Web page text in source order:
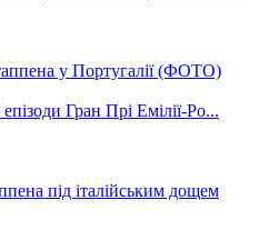
у Португалії (ФОТО)
під італійським дощем